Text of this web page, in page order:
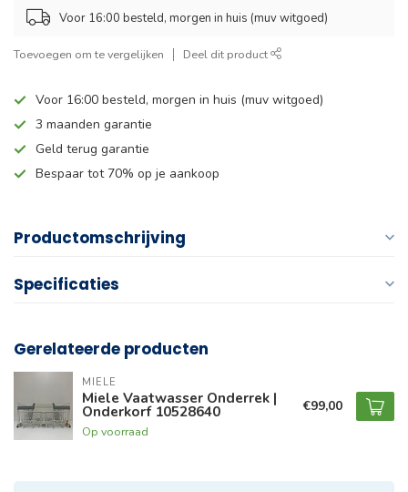
Voor 16:00 besteld, morgen in huis (muv witgoed)
Toevoegen om te vergelijken Deel dit product
Voor 16:00 besteld, morgen in huis (muv witgoed)
3 maanden garantie
Geld terug garantie
Bespaar tot 70% op je aankoop
Productomschrijving
Specificaties
Gerelateerde producten
MIELE
Miele Vaatwasser Onderrek |
Onderkorf 10528640
Op voorraad
€99,00